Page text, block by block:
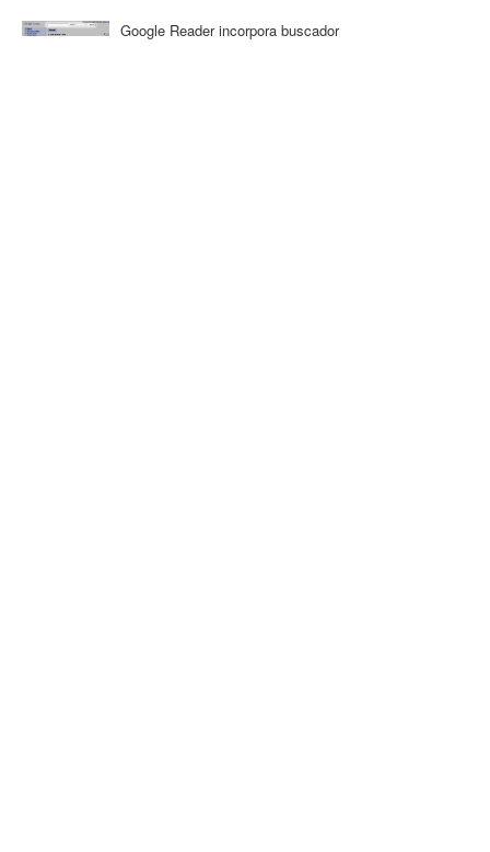
Google Reader incorpora buscador